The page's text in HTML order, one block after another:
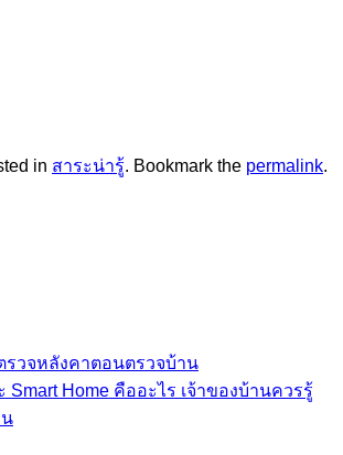
in สาระน่ารู้. Bookmark the permalink.
รวจหลังคาตอนตรวจบ้าน
Home คืออะไร เจ้าของบ้านควรรู้
น